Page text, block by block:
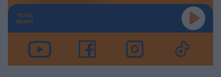
TERAZ
GRAMY